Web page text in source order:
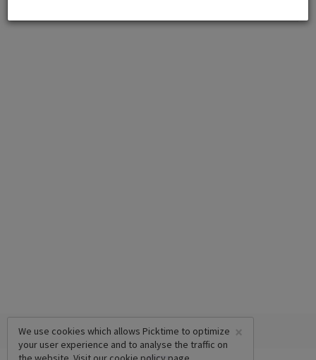
×
We use cookies which allows Picktime to optimize
your user experience and to analyse the traffic on